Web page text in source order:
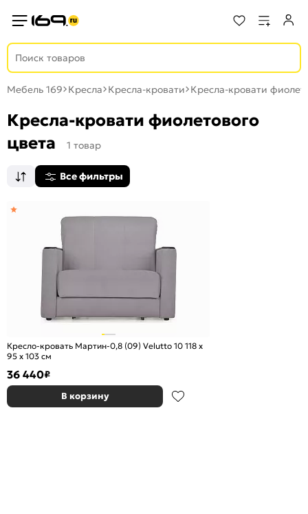
Мебель 169 Кресла Кресла-кровати Кресла-кровати
Кресла-кровати фиолетового
цвета
1 товар
Все фильтры
Кресло-кровать Мартин-0,8 (09) Velutto 10 118 x
95 x 103 см
36 440₽
В корзину